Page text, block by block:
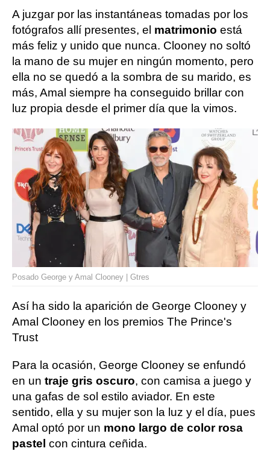
A juzgar por las instantáneas tomadas por los
fotógrafos allí presentes, el matrimonio está
más feliz y unido que nunca. Clooney no soltó
la mano de su mujer en ningún momento, pero
ella no se quedó a la sombra de su marido, es
más, Amal siempre ha conseguido brillar con
luz propia desde el primer día que la vimos.
Posado George y Amal Clooney | Gtres
Así ha sido la aparición de George Clooney y
Amal Clooney en los premios The Prince's
Trust
Para la ocasión, George Clooney se enfundó
en un traje gris oscuro, con camisa a juego y
una gafas de sol estilo aviador. En este
sentido, ella y su mujer son la luz y el día, pues
Amal optó por un mono largo de color rosa
pastel con cintura ceñida.